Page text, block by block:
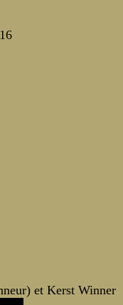
et Kerst Winner